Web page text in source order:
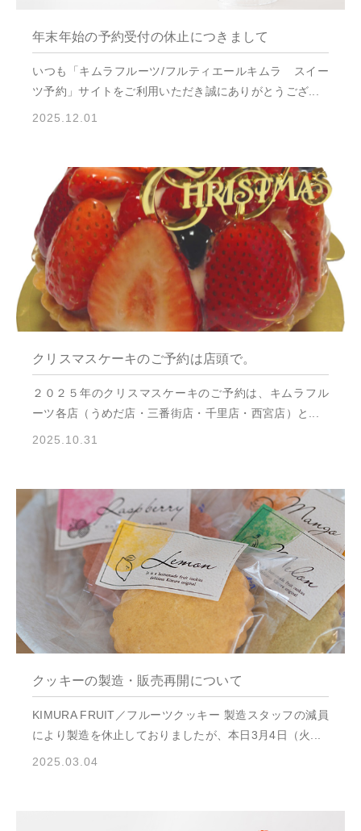
年末年始の予約受付の休止につきまして
いつも「キムラフルーツ/フルティエールキムラ スイー
ツ予約」サイトをご利用いただき誠にありがとうござ...
2025.12.01
クリスマスケーキのご予約は店頭で。
２０２５年のクリスマスケーキのご予約は、キムラフル
ーツ各店（うめだ店・三番街店・千里店・西宮店）と...
2025.10.31
クッキーの製造・販売再開について
KIMURA FRUIT／フルーツクッキー 製造スタッフの減員
により製造を休止しておりましたが、本日3月4日（火...
2025.03.04